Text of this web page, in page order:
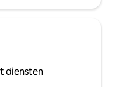
diensten